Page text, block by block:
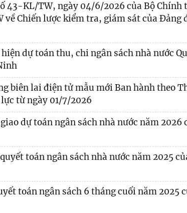
43-KL/TW, ngày 04/6/2026 của Bộ Chính
Chiến lược kiểm tra, giám sát của Đảng
dự toán thu, chi ngân sách nhà nước
biên lai điện tử mẫu mới Ban hành theo
từ ngày 01/7/2026
dự toán ngân sách nhà nước năm 2026
toán ngân sách nhà nước năm 2025
toán ngân sách 6 tháng cuối năm 2025